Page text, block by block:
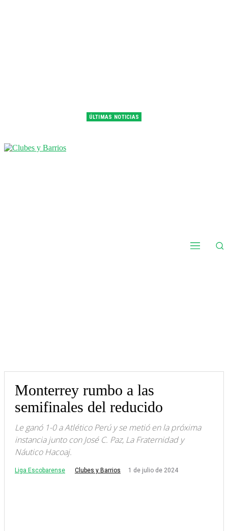
ÚLTIMAS NOTICIAS
Monterrey rumbo a las
semifinales del reducido
Le ganó 1-0 a Atlético Perú y se metió en la próxima
instancia junto con José C. Paz, La Fraternidad y
Náutico Hacoaj.
Liga Escobarense Clubes y Barrios 1 de julio de 2024